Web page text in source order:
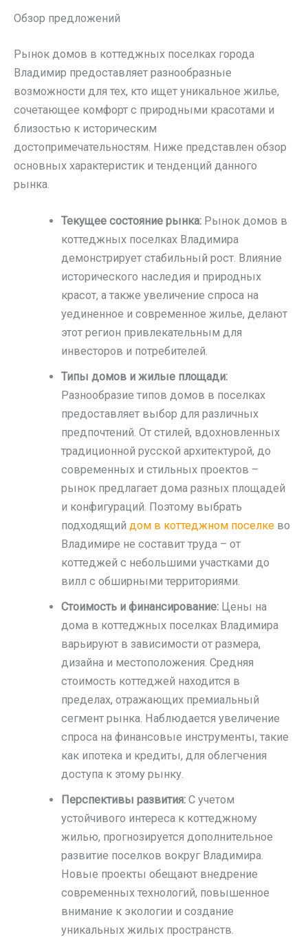
Обзор предложений
Рынок домов в коттеджных поселках города
Владимир предоставляет разнообразные
возможности для тех, кто ищет уникальное жилье,
сочетающее комфорт с природными красотами и
близостью к историческим
достопримечательностям. Ниже представлен обзор
основных характеристик и тенденций данного
рынка.
Текущее состояние рынка: Рынок домов в
коттеджных поселках Владимира
демонстрирует стабильный рост. Влияние
исторического наследия и природных
красот, а также увеличение спроса на
уединенное и современное жилье, делают
этот регион привлекательным для
инвесторов и потребителей.
Типы домов и жилые площади:
Разнообразие типов домов в поселках
предоставляет выбор для различных
предпочтений. От стилей, вдохновленных
традиционной русской архитектурой, до
современных и стильных проектов –
рынок предлагает дома разных площадей
и конфигураций. Поэтому выбрать
подходящийдом в коттеджном поселке во
Владимире не составит труда – от
коттеджей с небольшими участками до
вилл с обширными территориями.
Стоимость и финансирование: Цены на
дома в коттеджных поселках Владимира
варьируют в зависимости от размера,
дизайна и местоположения. Средняя
стоимость коттеджей находится в
пределах, отражающих премиальный
сегмент рынка. Наблюдается увеличение
спроса на финансовые инструменты, такие
как ипотека и кредиты, для облегчения
доступа к этому рынку.
Перспективы развития: С учетом
устойчивого интереса к коттеджному
жилью, прогнозируется дополнительное
развитие поселков вокруг Владимира.
Новые проекты обещают внедрение
современных технологий, повышенное
внимание к экологии и создание
уникальных жилых пространств.